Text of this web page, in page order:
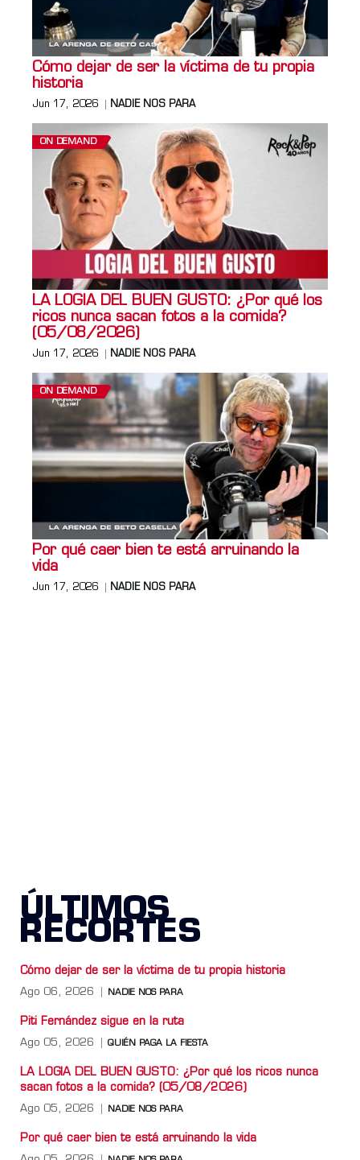
Cómo dejar de ser la víctima de tu propia
historia
Jun 17, 2026 NADIE NOS PARA
ON DEMAND
LA LOGIA DEL BUEN GUSTO: ¿Por qué los
ricos nunca sacan fotos a la comida?
(05/08/2026)
Jun 17, 2026 NADIE NOS PARA
ON DEMAND
Por qué caer bien te está arruinando la
vida
Jun 17, 2026 NADIE NOS PARA
ÚLTIMOS
RECORTES
Cómo dejar de ser la víctima de tu propia historia
Ago 06, 2026 NADIE NOS PARA
Piti Fernández sigue en la ruta
Ago 05, 2026 QUIÉN PAGA LA FIESTA
LA LOGIA DEL BUEN GUSTO: ¿Por qué los ricos nunca
sacan fotos a la comida? (05/08/2026)
Ago 05, 2026 NADIE NOS PARA
Por qué caer bien te está arruinando la vida